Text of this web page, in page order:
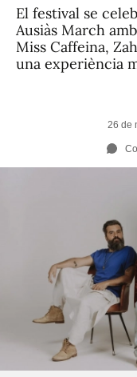
El festival se
Ausiàs March
Miss Caffeina,
una experiència
26 de